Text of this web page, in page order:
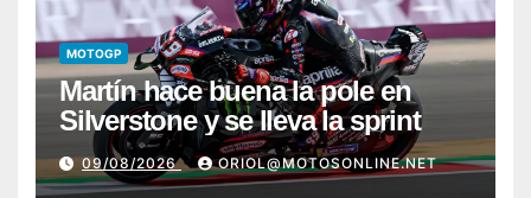
MOTOGP
Martín hace buena la pole en
Silverstone y se lleva la sprint
09/08/2026 ORIOL@MOTOSONLINE.NET